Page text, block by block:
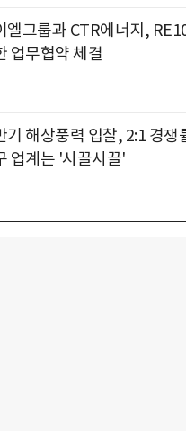
엘그룹과 CTR에너지,
업무협약 체결
기 해상풍력 입찰, 2:1 경쟁
업계는 '시끌시끌'